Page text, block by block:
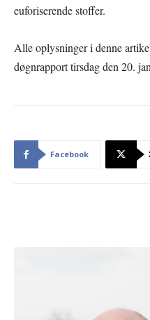
euforiserende stoffer.
Alle oplysninger i denne
døgnrapport tirsdag den 20.
Facebook